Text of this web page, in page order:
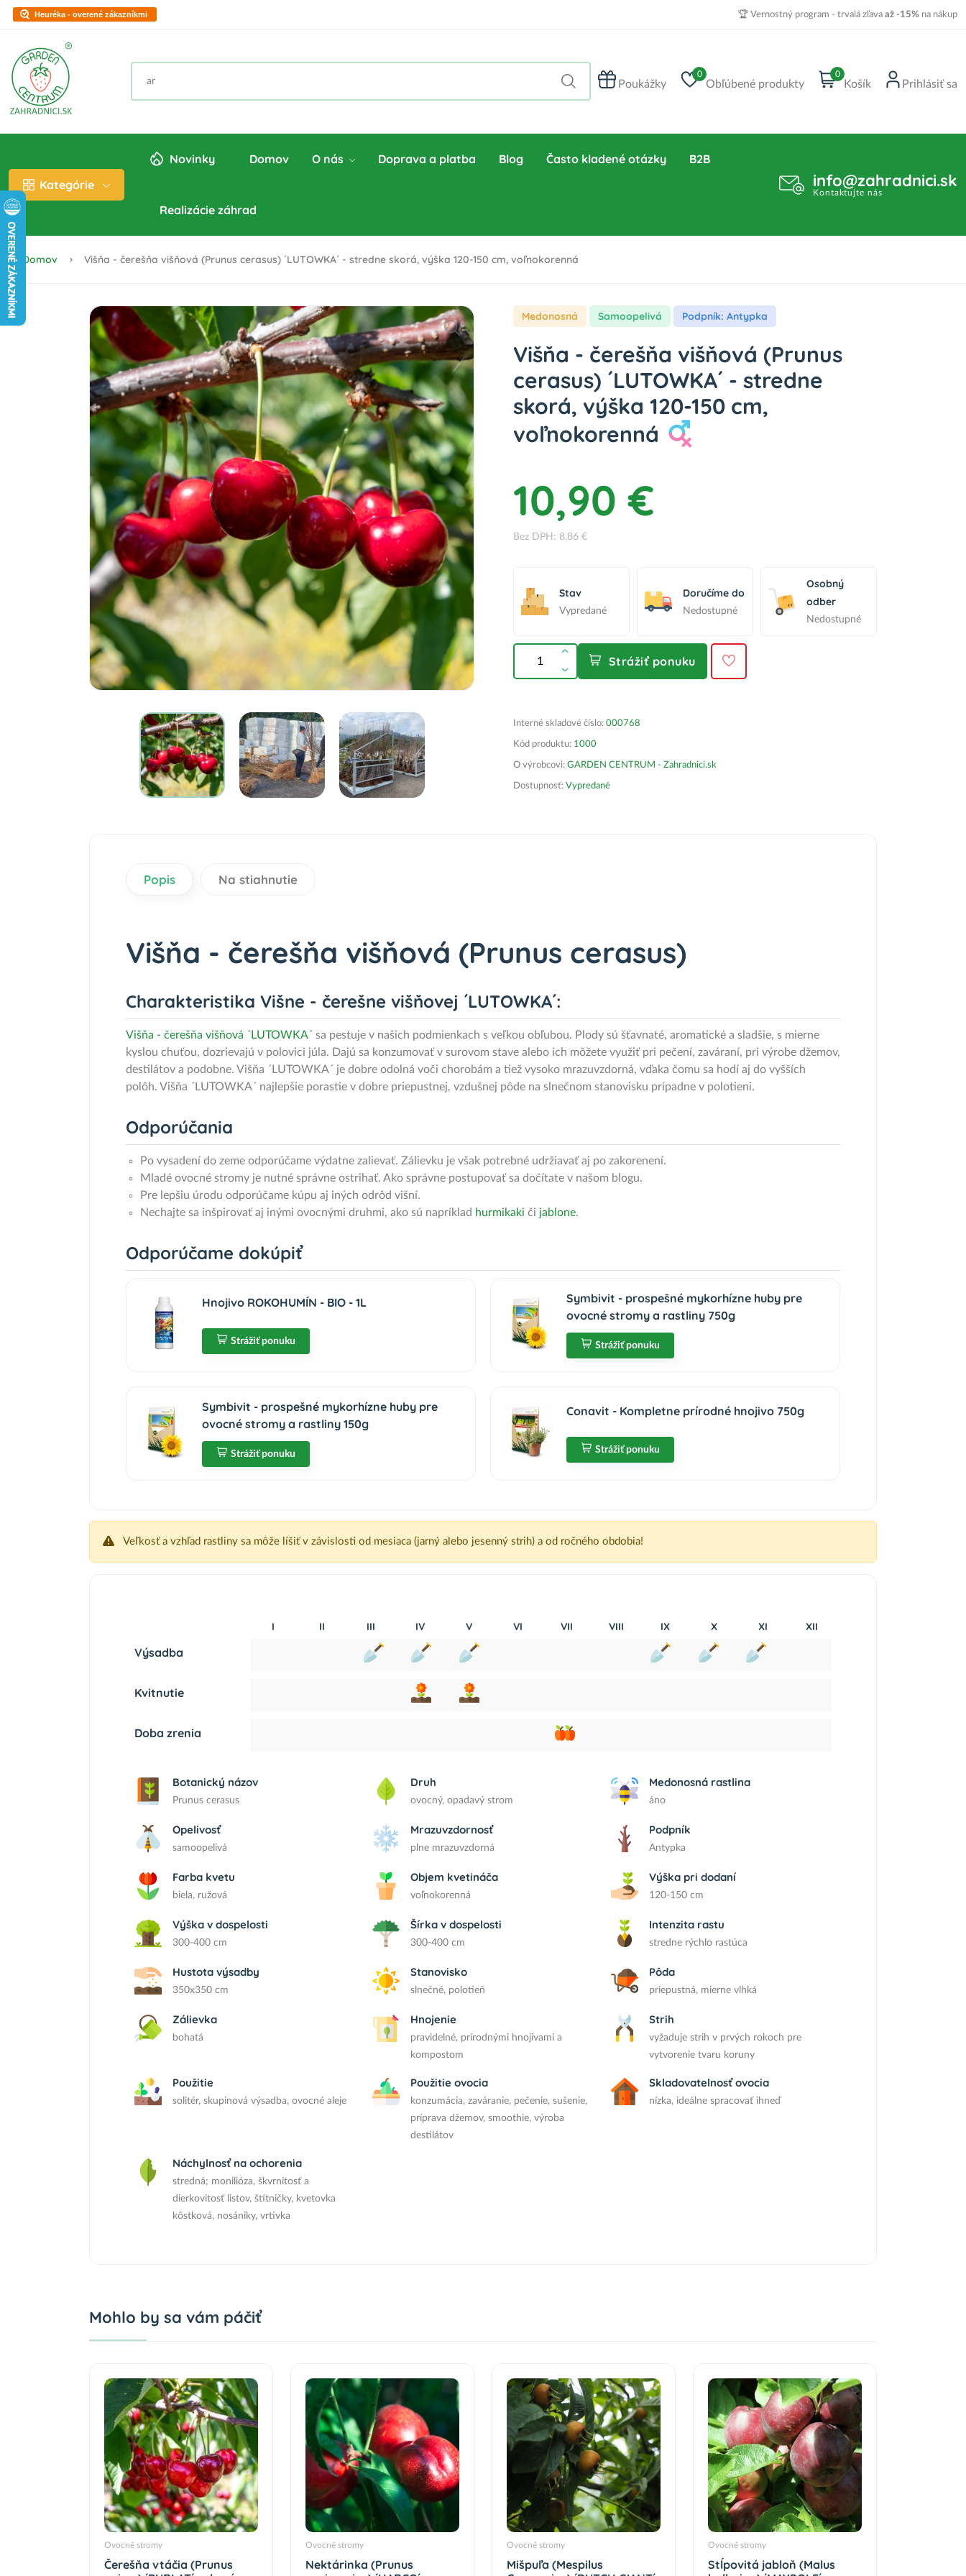
Heuréka - overené zákazníkmi 🏆 Vernostný program - trvalá zľava až -15% na nákup
Poukážky
0
Obľúbené produkty
0
Košík Prihlásiť sa
Kategórie
Novinky Domov O nás Doprava a platba Blog Často kladené otázky B2B
Realizácie záhrad
info@zahradnici.sk
Kontaktujte nás
Domov Višňa - čerešňa višňová (Prunus cerasus) ´LUTOWKA´ - stredne skorá, výška 120-150 cm, voľnokorenná
Medonosná samoopelivá Podpník: Antypka
Višňa - čerešňa višňová (Prunus
cerasus) ´LUTOWKA´ - stredne
skorá, výška 120-150 cm,
voľnokorenná
10,90 €
Bez DPH: 8,86 €
Stav
Vypredané
Doručíme do
Nedostupné
Osobný
odber
Nedostupné
Strážiť ponuku
Interné skladové číslo: 000768
Kód produktu: 1000
O výrobcovi: GARDEN CENTRUM - Zahradnici.sk
Dostupnosť: Vypredané
Popis Na stiahnutie
Višňa - čerešňa višňová (Prunus cerasus)
Charakteristika Višne - čerešne višňovej ´LUTOWKA´:
Višňa - čerešňa višňová ´LUTOWKA´ sa pestuje v našich podmienkach s veľkou obľubou. Plody sú šťavnaté, aromatické a sladšie, s mierne
kyslou chuťou, dozrievajú v polovici júla. Dajú sa konzumovať v surovom stave alebo ich môžete využiť pri pečení, zaváraní, pri výrobe džemov,
destilátov a podobne. Višňa ´LUTOWKA´ je dobre odolná voči chorobám a tiež vysoko mrazuvzdorná, vďaka čomu sa hodí aj do vyšších
polôh. Višňa ´LUTOWKA´ najlepšie porastie v dobre priepustnej, vzdušnej pôde na slnečnom stanovisku prípadne v polotieni.
Odporúčania
Po vysadení do zeme odporúčame výdatne zalievať. Zálievku je však potrebné udržiavať aj po zakorenení.
Mladé ovocné stromy je nutné správne ostrihať. Ako správne postupovať sa dočítate v našom blogu.
Pre lepšiu úrodu odporúčame kúpu aj iných odrôd višní.
Nechajte sa inšpirovať aj inými ovocnými druhmi, ako sú napríklad hurmikaki či jablone.
Odporúčame dokúpiť
Hnojivo ROKOHUMÍN - BIO - 1L
Strážiť ponuku
Symbivit - prospešné mykorhízne huby pre
ovocné stromy a rastliny 750g
Strážiť ponuku
Symbivit - prospešné mykorhízne huby pre
ovocné stromy a rastliny 150g
Strážiť ponuku
Conavit - Kompletne prírodné hnojivo 750g
Strážiť ponuku
Veľkosť a vzhľad rastliny sa môže líšiť v závislosti od mesiaca (jarný alebo jesenný strih) a od ročného obdobia!
I II III IV V VI VII VIII IX X XI XII
Výsadba
Kvitnutie
Doba zrenia
Botanický názov
Prunus cerasus
Druh
ovocný, opadavý strom
Medonosná rastlina
áno
Opelivosť
samoopelivá
Mrazuvzdornosť
plne mrazuvzdorná
Podpník
Antypka
Farba kvetu
biela, ružová
Objem kvetináča
voľnokorenná
Výška pri dodaní
120-150 cm
Výška v dospelosti
300-400 cm
Šírka v dospelosti
300-400 cm
Intenzita rastu
stredne rýchlo rastúca
Hustota výsadby
350x350 cm
Stanovisko
slnečné, polotieň
Pôda
priepustná, mierne vlhká
Zálievka
bohatá
Hnojenie
pravidelné, prírodnými hnojivami a
kompostom
Strih
vyžaduje strih v prvých rokoch pre
vytvorenie tvaru koruny
Použitie
solitér, skupinová výsadba, ovocné aleje
Použitie ovocia
konzumácia, zaváranie, pečenie, sušenie,
príprava džemov, smoothie, výroba
destilátov
Skladovatelnosť ovocia
nízka, ideálne spracovať ihneď
Náchylnosť na ochorenia
stredná; monilióza, škvrnitosť a
dierkovitosť listov, štítničky, kvetovka
kôstková, nosániky, vrtivka
Mohlo by sa vám páčiť
Ovocné stromy
Čerešňa vtáčia (Prunus
Ovocné stromy
Nektárinka (Prunus
Ovocné stromy
Mišpuľa (Mespilus
Ovocné stromy
Stĺpovitá jabloň (Malus